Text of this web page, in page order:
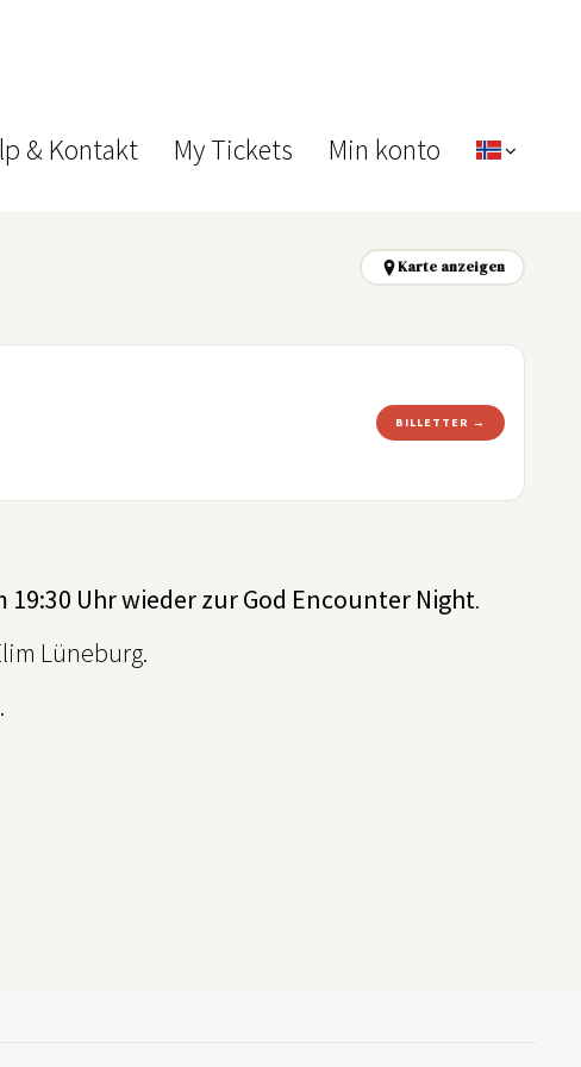
& Kontakt My Tickets Min konto
Karte anzeigen
BILLETTER →
Uhr wieder zur God Encounter Night.
Lüneburg.